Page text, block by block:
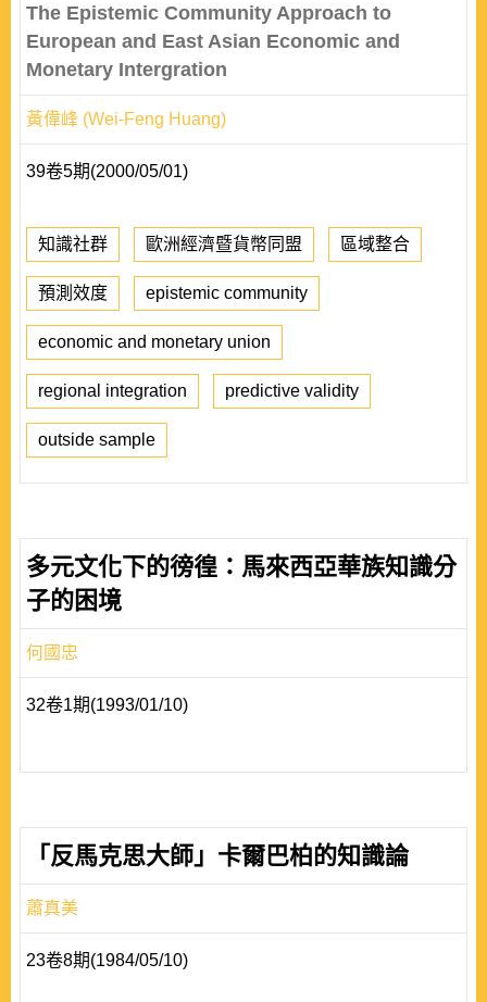
The Epistemic Community Approach to
European and East Asian Economic and
Monetary Intergration
黃偉峰 (Wei-Feng Huang)
39卷5期(2000/05/01)
知識社群 歐洲經濟暨貨幣同盟 區域整合
預測效度 epistemic community
economic and monetary union
regional integration predictive validity
outside sample
多元文化下的徬徨：馬來西亞華族知識分
子的困境
何國忠
32卷1期(1993/01/10)
「反馬克思大師」卡爾巴柏的知識論
蕭真美
23卷8期(1984/05/10)